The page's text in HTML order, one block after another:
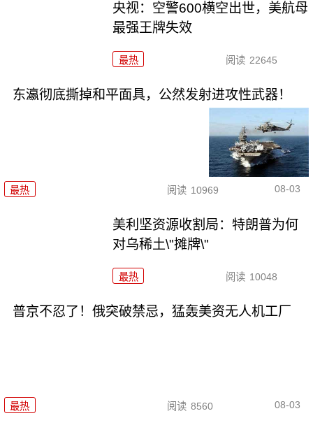
央视：空警600横空出世，美航母
最强王牌失效
最热 阅读 22645
东瀛彻底撕掉和平面具，公然发射进攻性武器！
最热 阅读 10969 08-03
美利坚资源收割局：特朗普为何
对乌稀土\"摊牌\"
最热 阅读 10048
普京不忍了！俄突破禁忌，猛轰美资无人机工厂
最热 阅读 8560 08-03